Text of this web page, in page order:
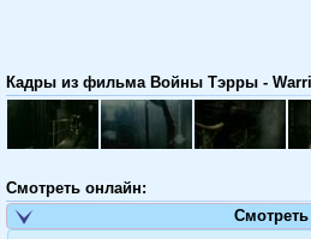
Кадры из фильма Войны Тэрры -
Смотреть онлайн: